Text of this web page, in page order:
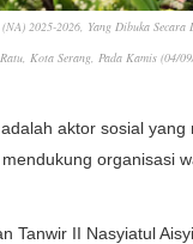
2025-2026, Yang Dibuka
Kota Serang, Pada Kamis (04/
aktor sosial
organisasi
Tanwir II Nasyiatul